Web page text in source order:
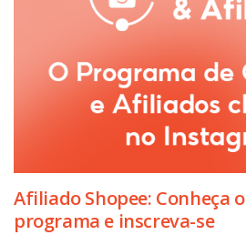
Afiliado Shopee: Conheça o
programa e inscreva-se